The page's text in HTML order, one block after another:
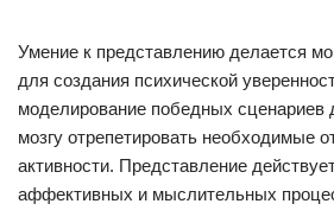
Умение к представлению делается
для создания психической
моделирование победных сценариев
мозгу отрепетировать необходимые
активности. Представление
аффективных и мыслительных